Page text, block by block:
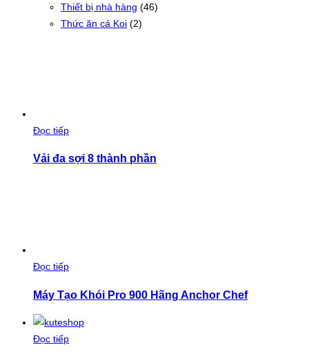
Thiết bị nhà hàng (46)
Thức ăn cá Koi (2)
Đọc tiếp
Vải đa sợi 8 thành phần
Đọc tiếp
Máy Tạo Khói Pro 900 Hãng Anchor Chef
Đọc tiếp